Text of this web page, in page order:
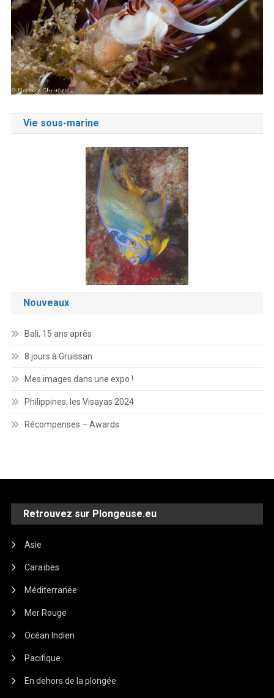
Vie sous-marine
Nouveaux
Bali, 15 ans après
8 jours à Gruissan
Mes images dans une expo !
Philippines, les Visayas 2024
Récompenses – Awards
Retrouvez sur Plongeuse.eu
Asie
Caraïbes
Méditerranée
Mer Rouge
Océan Indien
Pacifique
En dehors de la plongée